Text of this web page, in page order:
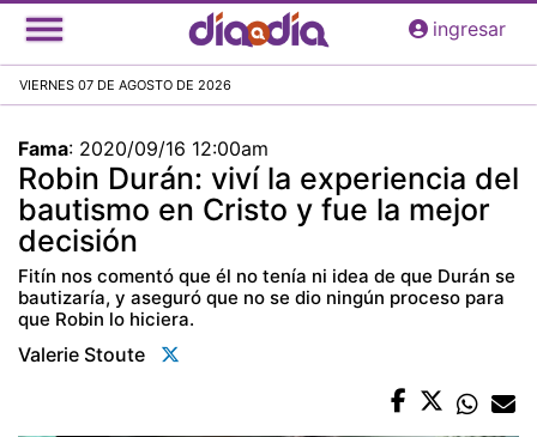
Pasar
al
principal
ingresar
VIERNES 07 DE AGOSTO DE 2026
Fama: 2020/09/16 12:00am
Robin Durán: viví la experiencia del
bautismo en Cristo y fue la mejor
decisión
Fitín nos comentó que él no tenía ni idea de que Durán se
bautizaría, y aseguró que no se dio ningún proceso para
que Robin lo hiciera.
Valerie Stoute